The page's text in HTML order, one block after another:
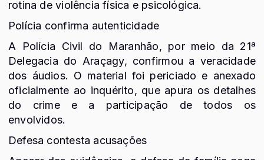
rotina de violência física e psicológica.
Polícia confirma autenticidade
A Polícia Civil do Maranhão, por meio da 21ª
Delegacia do Araçagy, confirmou a veracidade
dos áudios. O material foi periciado e anexado
oficialmente ao inquérito, que apura os detalhes
do crime e a participação de todos os
envolvidos.
Defesa contesta acusações